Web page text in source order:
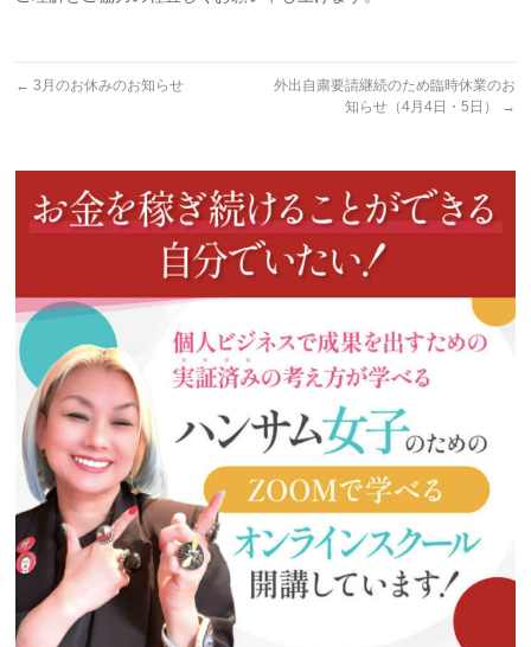
← 3月のお休みのお知らせ
外出自粛要請継続のため臨時休業のお
知らせ（4月4日・5日）
→